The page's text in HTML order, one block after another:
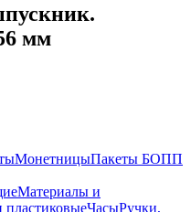
мм
МонетницыПакеты БОПП
Материалы и
пластиковыеЧасыРучки,